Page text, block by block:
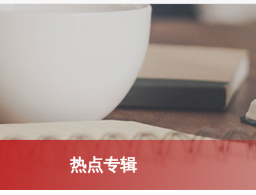
热点专辑